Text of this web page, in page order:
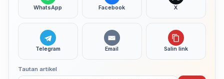
WhatsApp Facebook X
Telegram Email Salin link
Tautan artikel